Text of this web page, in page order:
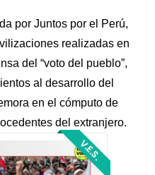
por Juntos por el Perú,
realizadas en
del “voto del pueblo”,
al desarrollo del
en el cómputo de
del extranjero.
V.E.S.